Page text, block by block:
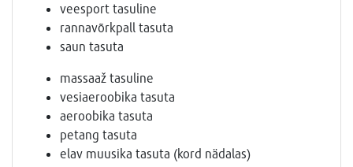
veesport tasuline
rannavõrkpall tasuta
saun tasuta
massaaž tasuline
vesiaeroobika tasuta
aeroobika tasuta
petang tasuta
elav muusika tasuta (kord nädalas)